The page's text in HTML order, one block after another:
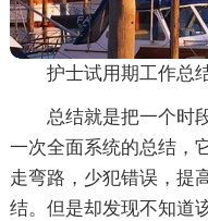
护士试用期工作总
总结就是把一个时
一次全面系统的总结，
走弯路，少犯错误，提
结。但是却发现不知道